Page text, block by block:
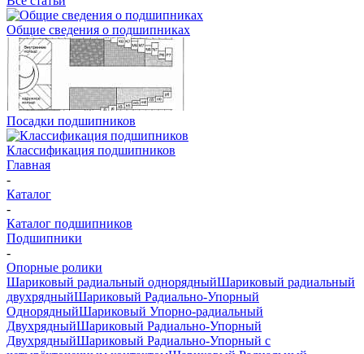
Общие сведения о подшипниках
Посадки подшипников
Классификация подшипников
Главная
-
Каталог
-
Каталог подшипников
Подшипники
-
Опорные ролики
Шариковый радиальный однорядныйШариковый радиальный
двухрядныйШариковый Радиально-Упорный
ОднорядныйШариковый Упорно-радиальный
ДвухрядныйШариковый Радиально-Упорный
ДвухрядныйШариковый Радиально-Упорный с